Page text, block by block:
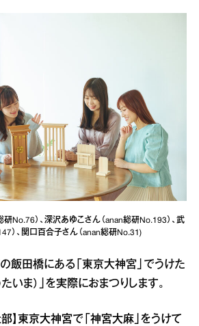
研No.76）、深沢あゆこさん（anan総研No.193）、武
）、関口百合子さん（anan総研No.31)
の飯田橋にある「東京大神宮」でうけた
いま）」を実際におまつりします。
部】東京大神宮で「神宮大麻」をうけて